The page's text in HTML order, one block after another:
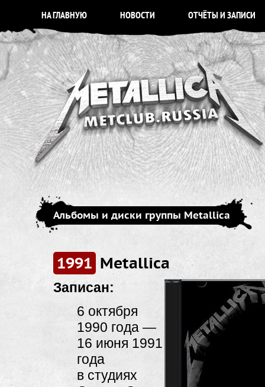
НА ГЛАВНУЮ НОВОСТИ ОТЧЁТЫ И ЗАПИСИ
Альбомы и диски группы Metallica
1991 Metallica
Записан:
6 октября
1990 года —
16 июня 1991
года
в студиях